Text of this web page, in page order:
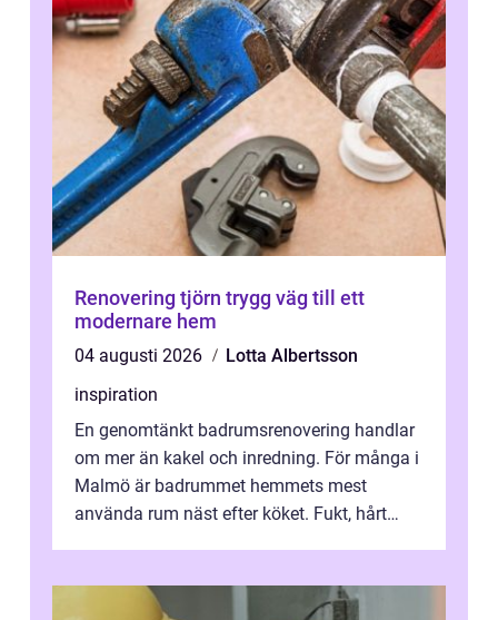
Renovering tjörn trygg väg till ett
modernare hem
04 augusti 2026
Lotta Albertsson
inspiration
En genomtänkt badrumsrenovering handlar
om mer än kakel och inredning. För många i
Malmö är badrummet hemmets mest
använda rum näst efter köket. Fukt, hårt